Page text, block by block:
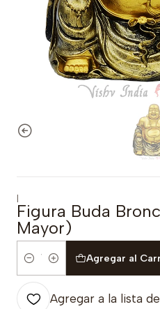
|
Figura Buda
Mayor)
Cantidad
Agregar al
Agregar a la lista